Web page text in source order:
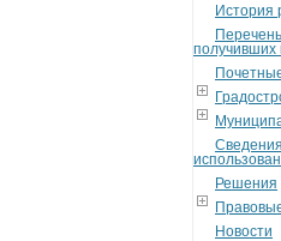
История
получивших
Решения
Новости